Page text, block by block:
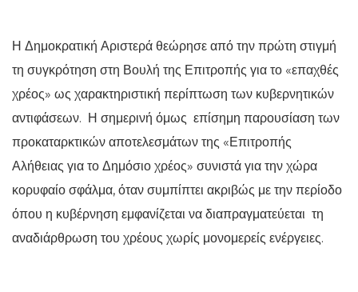
Η Δημοκρατική Αριστερά θεώρησε από την πρώτη στιγμή
τη συγκρότηση στη Βουλή της Επιτροπής για το «επαχθές
χρέος» ως χαρακτηριστική περίπτωση των κυβερνητικών
αντιφάσεων. Η σημερινή όμως επίσημη παρουσίαση των
προκαταρκτικών αποτελεσμάτων της «Επιτροπής
Αλήθειας για το Δημόσιο χρέος» συνιστά για την χώρα
κορυφαίο σφάλμα, όταν συμπίπτει ακριβώς με την περίοδο
όπου η κυβέρνηση εμφανίζεται να διαπραγματεύεται τη
αναδιάρθρωση του χρέους χωρίς μονομερείς ενέργειες.